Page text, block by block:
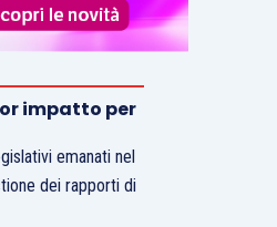
impatto per
emanati nel
dei rapporti di